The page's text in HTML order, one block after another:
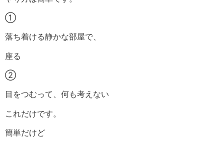
①
落ち着ける静かな部屋で、
座る
②
目をつむって、何も考えない
これだけです。
簡単だけど